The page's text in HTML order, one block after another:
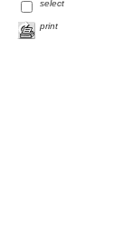
select
print